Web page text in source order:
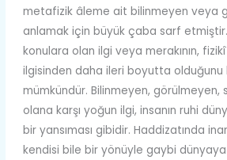
metafizik âleme ait bilinmeyen veya
anlamak için büyük çaba sarf
konulara olan ilgi veya merakının,
ilgisinden daha ileri boyutta
mümkündür. Bilinmeyen, görülmeyen,
olana karşı yoğun ilgi, insanın ruhi
bir yansıması gibidir. Haddizatında
kendisi bile bir yönüyle gaybi